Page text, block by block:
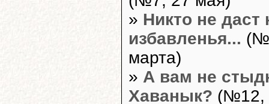
» Никто не даст
избавленья...
марта)
» А вам не
Хаванык? (№12,